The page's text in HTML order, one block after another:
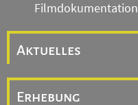
Filmdokumentation
Aktuelles
Erhebung